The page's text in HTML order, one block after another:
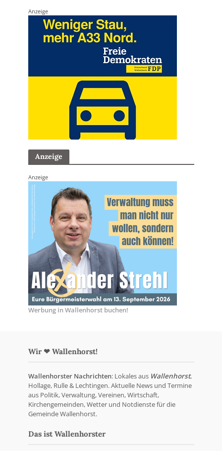
Anzeige
Anzeige
Anzeige
Werbung in Wallenhorst buchen!
Wir ❤ Wallenhorst!
Wallenhorster Nachrichten: Lokales aus Wallenhorst,
Hollage, Rulle & Lechtingen. Aktuelle News und Termine
aus Politik, Verwaltung, Vereinen, Wirtschaft,
Kirchengemeinden, Wetter und Notdienste für die
Gemeinde Wallenhorst.
Das ist Wallenhorster